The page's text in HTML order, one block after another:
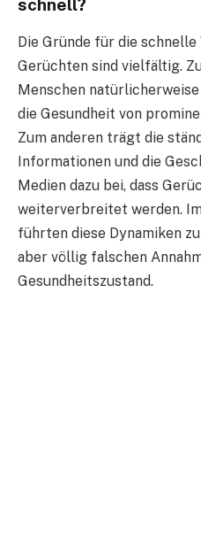
schnell?
Die Gründe für die
Gerüchten sind vielfältig.
Menschen
die Gesundheit von
Zum anderen trägt die
Informationen und die
Medien dazu bei, dass
weiterverbreitet werden.
führten diese Dynamiken
aber völlig falschen
Gesundheitszustand.